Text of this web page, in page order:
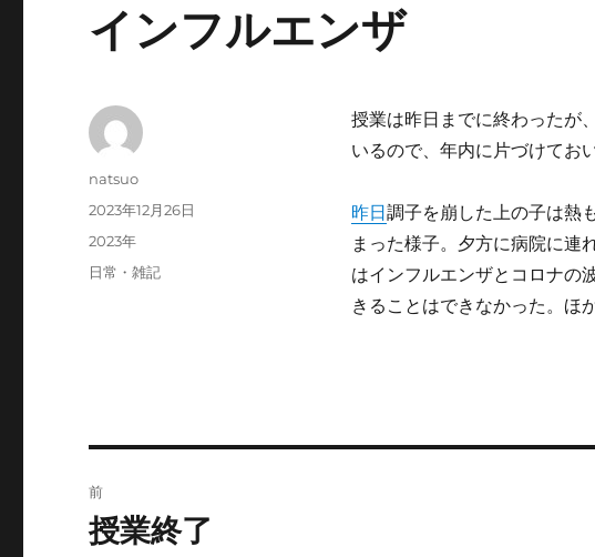
インフルエンザ
授業は昨日までに終わったが
いるので、年内に片づけてお
昨日調子を崩した上の子は熱
まった様子。夕方に病院に連
はインフルエンザとコロナの
きることはできなかった。ほ
投
natsuo
投
2023年12月26日
カ
テ
2023年
タ
日常・雑記
稿
前
前
授業終了